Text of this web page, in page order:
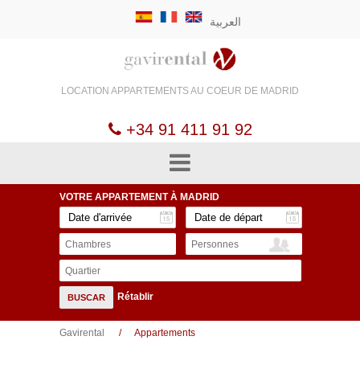
العربية
LOCATION APPARTEMENTSAU COEUR DE MADRID
+34 91 411 91 92
VOTRE APPARTEMENTÀ MADRID
Chambres Personnes
Quartier
BUSCAR Rétablir
Gavirental Appartements